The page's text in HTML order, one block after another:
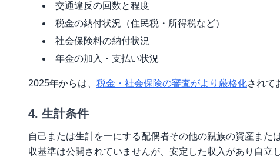
交通違反の回数と程度
税金の納付状況（住民税・所得税など）
社会保険料の納付状況
年金の加入・支払い状況
2025年からは、 税金・社会保険の審査がより厳格化されて
4. 生計条件
自己または生計を一にする配偶者その他の親族の資産ま
収基準は公開されていませんが、安定した収入があり自立